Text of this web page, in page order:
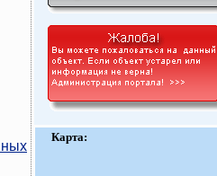
Карта: